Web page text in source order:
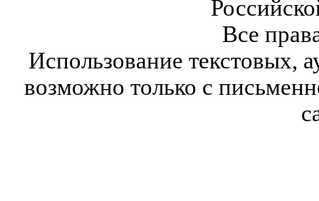
Все
Использование текстовых,
возможно только с